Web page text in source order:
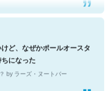
ど、なぜかポールオースタ
になった
by ラーズ・ヌートバー